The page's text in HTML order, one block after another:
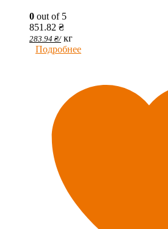
0 out of 5
851.82 ₴
283.94 ₴/ кг
Подробнее